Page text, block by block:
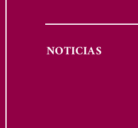
NOTICIAS